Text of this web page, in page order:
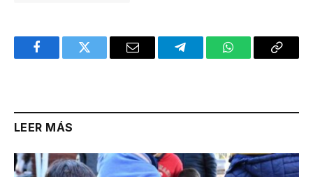
FacebookTwitter Email TelegramWhatsAppCopy
LEER MÁS